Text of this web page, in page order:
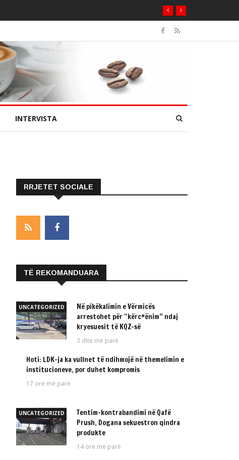
INTERVISTA
RRJETET SOCIALE
TË REKOMANDUARA
UNCATEGORIZED
Në pikëkalimin e Vërmicës
arrestohet për “kërc*ënim” ndaj
kryesuesit të KQZ-së
3 ditë më parë
UNCATEGORIZED
Hoti: LDK-ja ka vullnet të ndihmojë në themelimin e
institucioneve, por duhet kompromis
17 orë më parë
UNCATEGORIZED
Tentim-kontrabandimi në Qafë
Prush, Dogana sekuestron qindra
produkte
14 orë më parë